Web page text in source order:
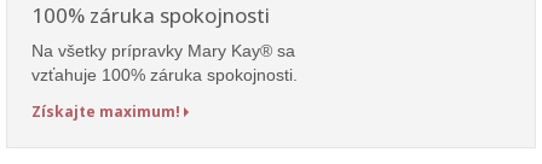
100% záruka spokojnosti
Na všetky prípravky Mary Kay® sa
vzťahuje 100% záruka spokojnosti.
Získajte maximum!